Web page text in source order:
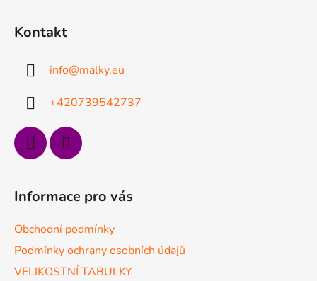
Kontakt
info@malky.eu
+420739542737
Informace pro vás
Obchodní podmínky
Podmínky ochrany osobních údajů
VELIKOSTNÍ TABULKY